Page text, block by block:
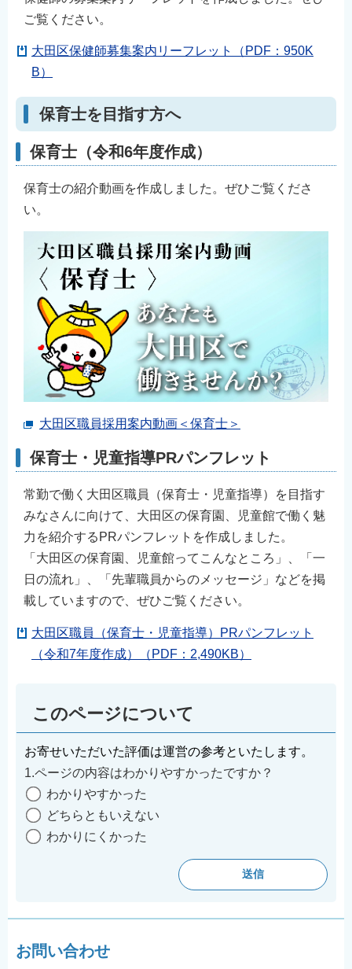
ご覧ください。
大田区保健師募集案内リーフレット（PDF：950K
B）
保育士を目指す方へ
保育士（令和6年度作成）
保育士の紹介動画を作成しました。ぜひご覧くださ
い。
大田区職員採用案内動画＜保育士＞
保育士・児童指導PRパンフレット
常勤で働く大田区職員（保育士・児童指導）を目指す
みなさんに向けて、大田区の保育園、児童館で働く魅
力を紹介するPRパンフレットを作成しました。
「大田区の保育園、児童館ってこんなところ」、「一
日の流れ」、「先輩職員からのメッセージ」などを掲
載していますので、ぜひご覧ください。
大田区職員（保育士・児童指導）PRパンフレット
（令和7年度作成）（PDF：2,490KB）
このページについて
お寄せいただいた評価は運営の参考といたします。
1.ページの内容はわかりやすかったですか？
わかりやすかった
どちらともいえない
わかりにくかった
お問い合わせ